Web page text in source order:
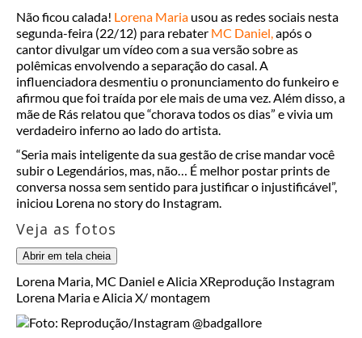
Não ficou calada! Lorena Maria usou as redes sociais nesta
segunda-feira (22/12) para rebater MC Daniel, após o
cantor divulgar um vídeo com a sua versão sobre as
polêmicas envolvendo a separação do casal. A
influenciadora desmentiu o pronunciamento do funkeiro e
afirmou que foi traída por ele mais de uma vez. Além disso, a
mãe de Rás relatou que “chorava todos os dias” e vivia um
verdadeiro inferno ao lado do artista.
“Seria mais inteligente da sua gestão de crise mandar você
subir o Legendários, mas, não… É melhor postar prints de
conversa nossa sem sentido para justificar o injustificável”,
iniciou Lorena no story do Instagram.
Veja as fotos
Abrir em tela cheia
Lorena Maria, MC Daniel e Alicia XReprodução Instagram
Lorena Maria e Alicia X/ montagem